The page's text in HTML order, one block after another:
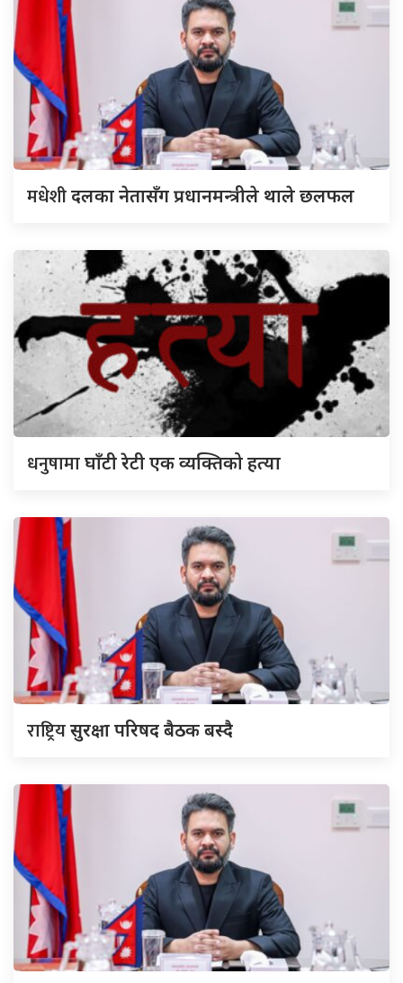
मधेशीदलका नेतासँग प्रधानमन्त्रीले थाले छलफल
धनुषामाघाँटी रेटी एक व्यक्तिको हत्या
राष्ट्रियसुरक्षा परिषद बैठक बस्दै